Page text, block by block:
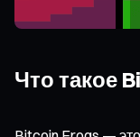
Что такое